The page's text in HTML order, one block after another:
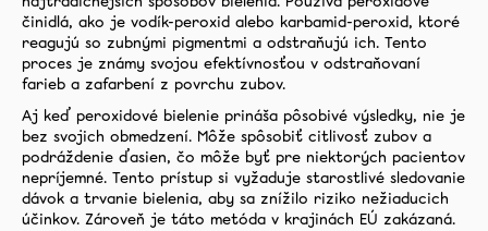
činidlá, ako je vodík-peroxid alebo karbamid-peroxid, ktoré
reagujú so zubnými pigmentmi a odstraňujú ich. Tento
proces je známy svojou efektívnosťou v odstraňovaní
farieb a zafarbení z povrchu zubov.
Aj keď peroxidové bielenie prináša pôsobivé výsledky, nie je
bez svojich obmedzení. Môže spôsobiť citlivosť zubov a
podráždenie ďasien, čo môže byť pre niektorých pacientov
nepríjemné. Tento prístup si vyžaduje starostlivé sledovanie
dávok a trvanie bielenia, aby sa znížilo riziko nežiaducich
účinkov. Zároveň je táto metóda v krajinách EÚ zakázaná.